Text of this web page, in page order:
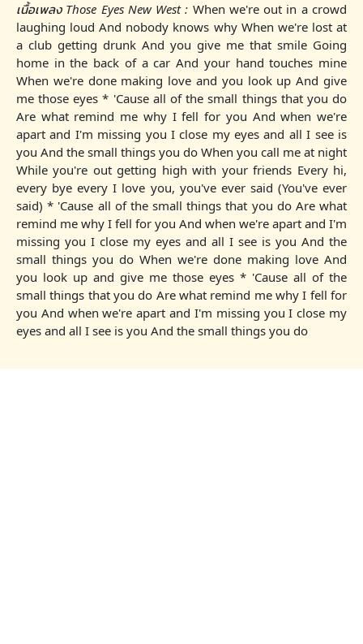
เนื้อเพลง Those Eyes New West : When we're out in a crowd
laughing loud And nobody knows why When we're lost at
a club getting drunk And you give me that smile Going
home in the back of a car And your hand touches mine
When we're done making love and you look up And give
me those eyes * 'Cause all of the small things that you do
Are what remind me why I fell for you And when we're
apart and I'm missing you I close my eyes and all I see is
you And the small things you do When you call me at night
While you're out getting high with your friends Every hi,
every bye every I love you, you've ever said (You've ever
said) * 'Cause all of the small things that you do Are what
remind me why I fell for you And when we're apart and I'm
missing you I close my eyes and all I see is you And the
small things you do When we're done making love And
you look up and give me those eyes * 'Cause all of the
small things that you do Are what remind me why I fell for
you And when we're apart and I'm missing you I close my
eyes and all I see is you And the small things you do